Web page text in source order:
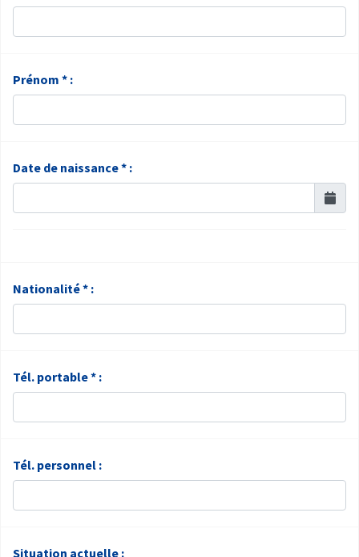
Prénom * :
Date de naissance * :
Nationalité * :
Tél. portable * :
Tél. personnel :
Situation actuelle :